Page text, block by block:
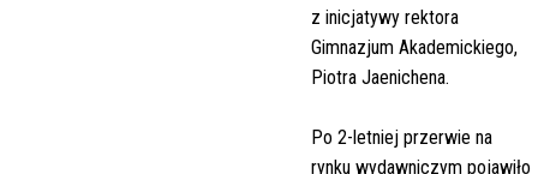
z inicjatywy rektora
Gimnazjum Akademickiego,
Piotra Jaenichena.
Po 2-letniej przerwie na
rynku wydawniczym pojawiło